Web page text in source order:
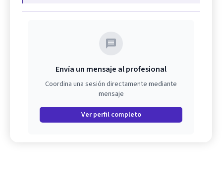
Envía un mensaje al profesional
Coordina una sesión directamente mediante
mensaje
Ver perfil completo